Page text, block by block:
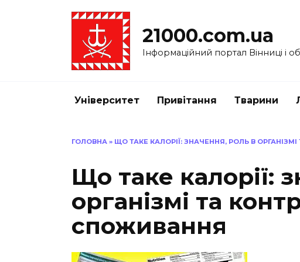
21000.com.ua
Інформаційний портал Вінниці і
Університет Привітання Тварини
ГОЛОВНА » ЩО ТАКЕ КАЛОРІЇ: ЗНАЧЕННЯ, РОЛЬ В
Що таке калорії:
організмі та
споживання